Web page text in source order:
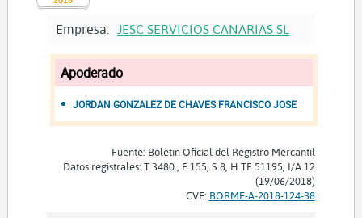
Empresa: JESC SERVICIOS CANARIAS SL
Apoderado
JORDAN GONZALEZ DE CHAVES FRANCISCO JOSE
Fuente: Boletín Oficial del Registro Mercantil
Datos registrales: T 3480 , F 155, S 8, H TF 51195, I/A 12
(19/06/2018)
CVE: BORME-A-2018-124-38